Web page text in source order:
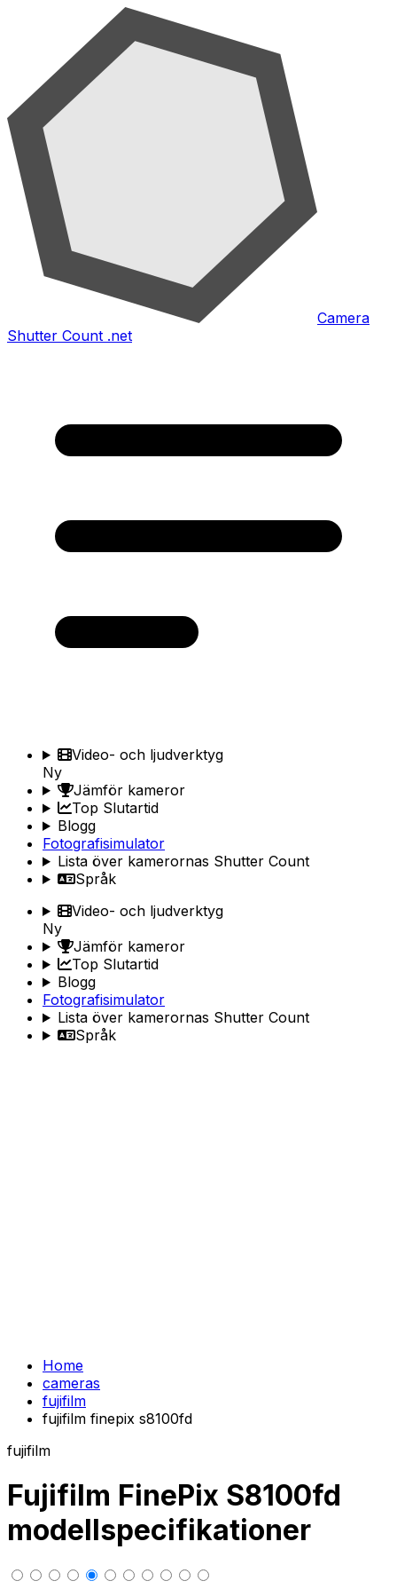
Camera
Shutter Count .net
Video- och ljudverktyg
Ny
Jämför kameror
Top Slutartid
Blogg
Fotografisimulator
Lista över kamerornas Shutter Count
Språk
Video- och ljudverktyg
Ny
Jämför kameror
Top Slutartid
Blogg
Fotografisimulator
Lista över kamerornas Shutter Count
Språk
Home
cameras
fujifilm
fujifilm finepix s8100fd
fujifilm
Fujifilm FinePix S8100fd
modellspecifikationer